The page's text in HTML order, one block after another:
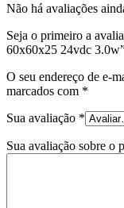
Não há avaliações
Seja o primeiro a
60x60x25 24vdc
O seu endereço de e-
marcados com *
Sua avaliação *
Sua avaliação sobre o